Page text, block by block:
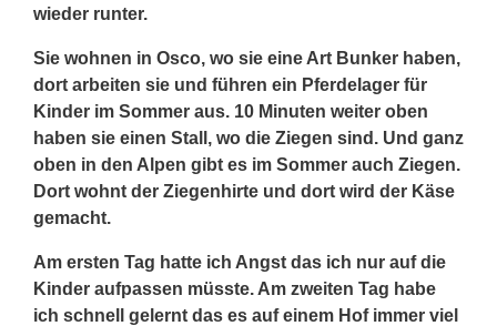
wieder runter.
Sie wohnen in Osco, wo sie eine Art Bunker haben,
dort arbeiten sie und führen ein Pferdelager für
Kinder im Sommer aus. 10 Minuten weiter oben
haben sie einen Stall, wo die Ziegen sind. Und ganz
oben in den Alpen gibt es im Sommer auch Ziegen.
Dort wohnt der Ziegenhirte und dort wird der Käse
gemacht.
Am ersten Tag hatte ich Angst das ich nur auf die
Kinder aufpassen müsste. Am zweiten Tag habe
ich schnell gelernt das es auf einem Hof immer viel